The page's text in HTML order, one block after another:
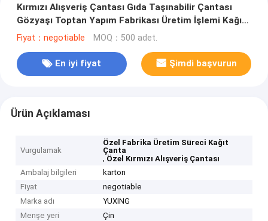
Kırmızı Alışveriş Çantası Gıda Taşınabilir Çantası
Gözyaşı Toptan Yapım Fabrikası Üretim İşlemi Kağıt
Çantası
Fiyat：negotiable MOQ：500 adet.
En iyi fiyat Şimdi başvurun
Ürün Açıklaması
Vurgulamak
Özel Fabrika Üretim Süreci Kağıt
Çanta
, Özel Kırmızı Alışveriş Çantası
Ambalaj bilgileri
karton
Fiyat
negotiable
Marka adı
YUXING
Menşe yeri
Çin